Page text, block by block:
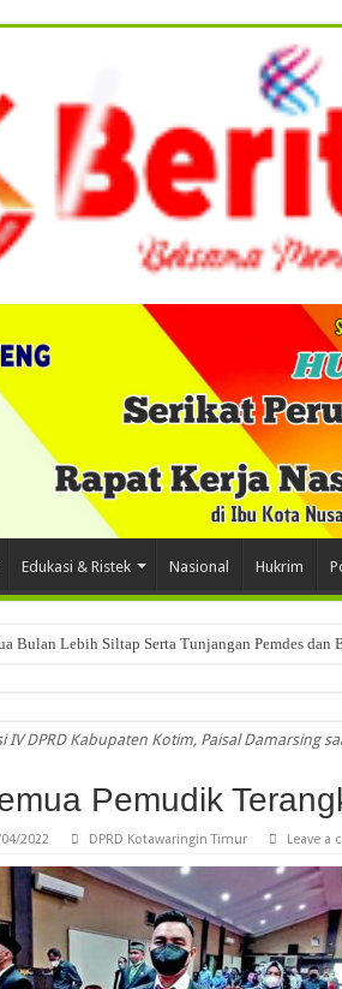
Edukasi & Ristek Nasional Hukrim
Bulan Lebih Siltap Serta Tunjangan Pemdes dan
IV DPRD Kabupaten Kotim, Paisal Damarsing
Pemudik
2022 DPRD Kotawaringin Timur Leave a